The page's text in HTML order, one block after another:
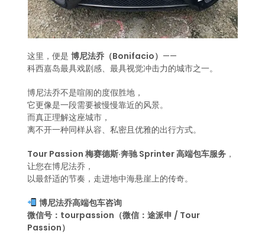
这里，便是博尼法乔（Bonifacio） ——
科西嘉岛最具戏剧感、最具视觉冲击力的城市之一。
博尼法乔不是喧闹的度假胜地，
它更像是一段需要被慢慢靠近的风景。
而真正理解这座城市，
离不开一种同样从容、私密且优雅的出行方式。
Tour Passion 梅赛德斯·奔驰 Sprinter 高端包车服务 ，
让您在博尼法乔，
以最舒适的节奏，走进地中海悬崖上的传奇。
博尼法乔高端包车咨询
微信号：tourpassion（微信：途派申 / Tour
Passion）